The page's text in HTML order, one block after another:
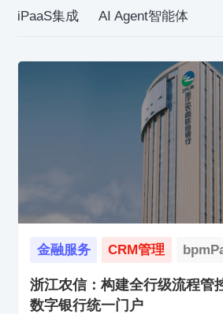
iPaaS集成
AI Agent智能体
金融服务 CRM管理
浙江农信：构建全行级流程管
数字银行统一门户